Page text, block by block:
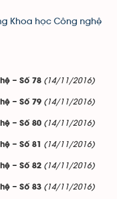
Khoa học Công nghệ
– Số 78 (14/11/2016)
– Số 79 (14/11/2016)
– Số 80 (14/11/2016)
– Số 81 (14/11/2016)
– Số 82 (14/11/2016)
– Số 83 (14/11/2016)